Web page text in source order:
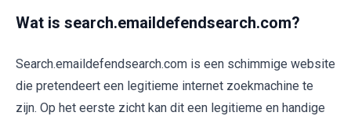
Wat is search.emaildefendsearch.com?
Search.emaildefendsearch.com is een schimmige website
die pretendeert een legitieme internet zoekmachine te
zijn. Op het eerste zicht kan dit een legitieme en handige